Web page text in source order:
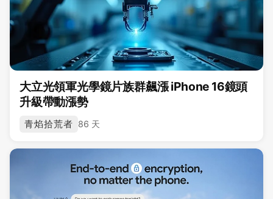
大立光領軍光學鏡片族群飆漲 iPhone 16鏡頭
升級帶動漲勢
青焰拾荒者 86 天